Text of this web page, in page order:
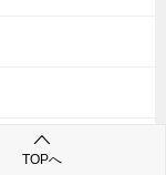
TOPへ